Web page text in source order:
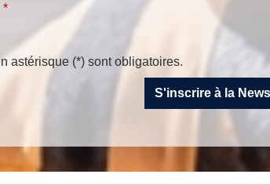
*
astérisque (*) sont obligatoires.
S'inscrire à la